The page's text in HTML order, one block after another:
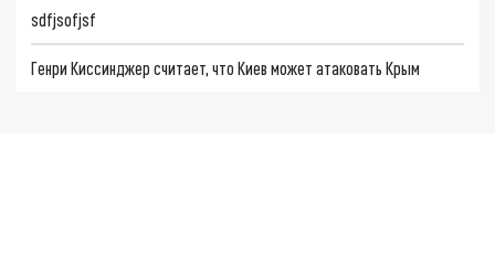
sdfjsofjsf
Генри Киссинджер считает, что Киев может атаковать Крым